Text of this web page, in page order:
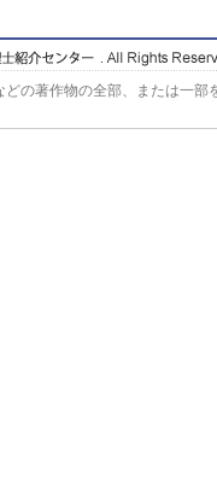
の著作物の全部、または一